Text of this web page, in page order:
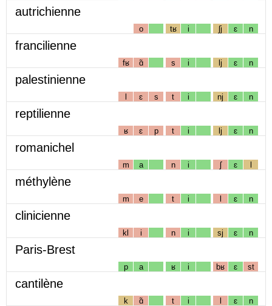
autrichienne
o tʁ i ʃj ɛ n
francilienne
fʁ ɑ̃ s i lj ɛ n
palestinienne
l ɛ s t i nj ɛ n
reptilienne
ʁ ɛ p t i lj ɛ n
romanichel
m a n i ʃ ɛ l
méthylène
m e t i l ɛ n
clinicienne
kl i n i sj ɛ n
Paris-Brest
p a ʁ i bʁ ɛ st
cantilène
k ɑ̃ t i l ɛ n